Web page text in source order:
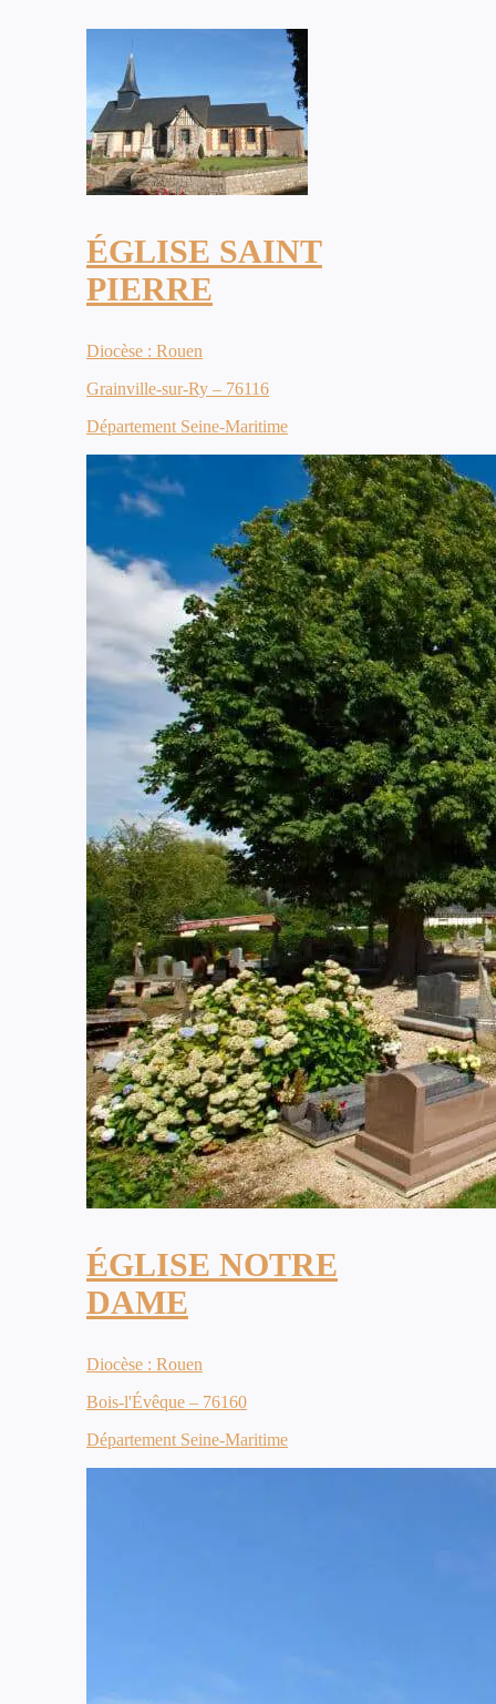
ÉGLISE SAINT
PIERRE
Diocèse : Rouen
Grainville-sur-Ry – 76116
Département Seine-Maritime
ÉGLISE NOTRE
DAME
Diocèse : Rouen
Bois-l'Évêque – 76160
Département Seine-Maritime